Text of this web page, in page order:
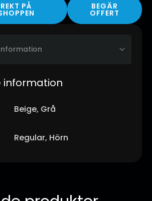
PÅ
BEGÄR
OFFERT
information
Beige, Grå
Regular, Hörn